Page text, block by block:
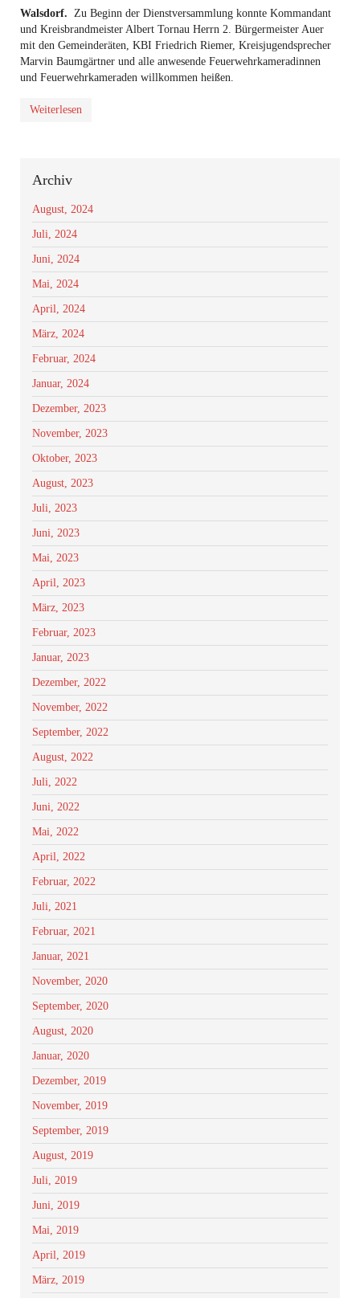
Walsdorf. Zu Beginn der Dienstversammlung konnte Kommandant
und Kreisbrandmeister Albert Tornau Herrn 2. Bürgermeister Auer
mit den Gemeinderäten, KBI Friedrich Riemer, Kreisjugendsprecher
Marvin Baumgärtner und alle anwesende Feuerwehrkameradinnen
und Feuerwehrkameraden willkommen heißen.
Weiterlesen
Archiv
August, 2024
Juli, 2024
Juni, 2024
Mai, 2024
April, 2024
März, 2024
Februar, 2024
Januar, 2024
Dezember, 2023
November, 2023
Oktober, 2023
August, 2023
Juli, 2023
Juni, 2023
Mai, 2023
April, 2023
März, 2023
Februar, 2023
Januar, 2023
Dezember, 2022
November, 2022
September, 2022
August, 2022
Juli, 2022
Juni, 2022
Mai, 2022
April, 2022
Februar, 2022
Juli, 2021
Februar, 2021
Januar, 2021
November, 2020
September, 2020
August, 2020
Januar, 2020
Dezember, 2019
November, 2019
September, 2019
August, 2019
Juli, 2019
Juni, 2019
Mai, 2019
April, 2019
März, 2019